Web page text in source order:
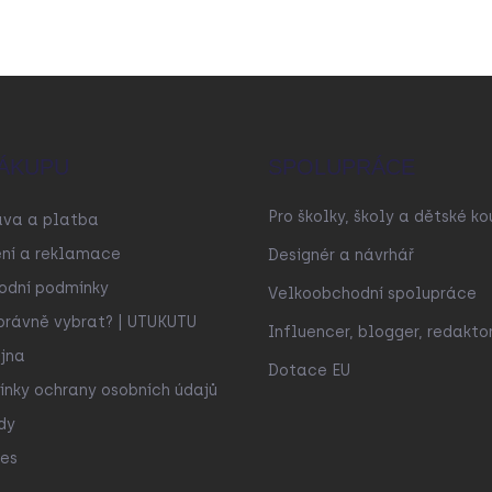
a platba
a reklamace
podmínky
vybrat? | UTUKUTU
ochrany osobních údajů
SPOLUPRÁCE
Pro školky, školy a dětské
Designér a návrhář
Velkoobchodní spolupráce
Influencer, blogger,
Dotace EU